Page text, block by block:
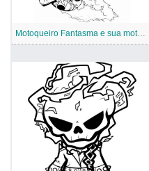
Motoqueiro Fantasma e sua motocicleta